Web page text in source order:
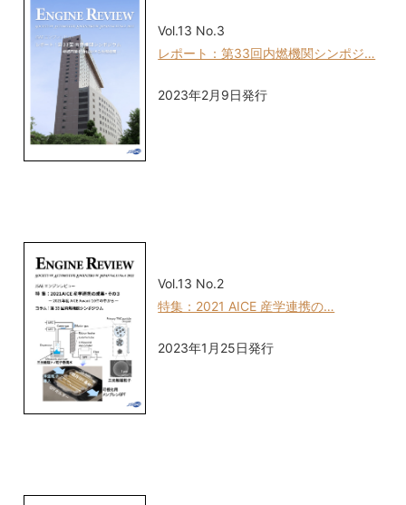
Vol.13 No.3
レポート：第33回内燃機関シンポジ…
2023年2月9日発行
Vol.13 No.2
特集：2021 AICE 産学連携の…
2023年1月25日発行